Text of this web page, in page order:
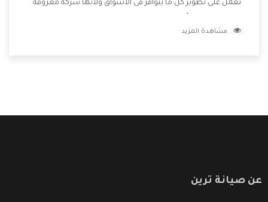
تعمل على تطوير كل ما يتوافر فى الأسواق ولأنها شركة معروفة
للعملاء أقوى العروض والخصومات التى تسهل على المستهلك
مشاهدة المزيد
عن صيانة ترين